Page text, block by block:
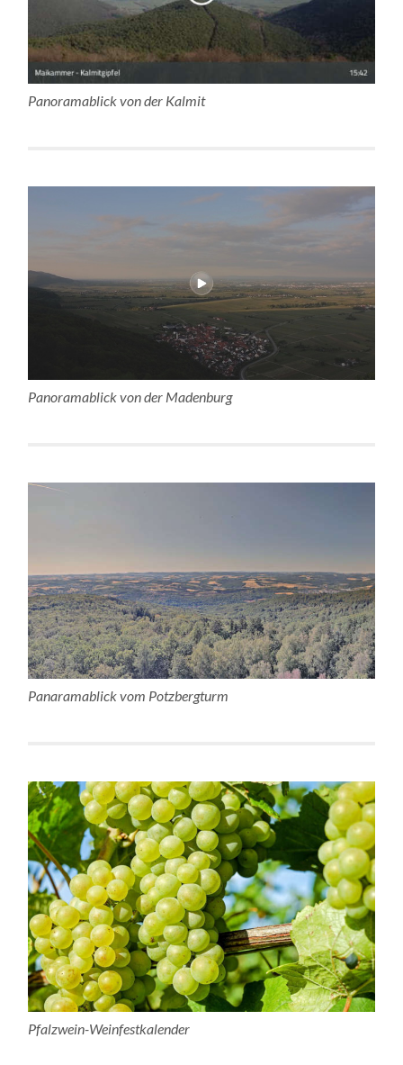
Panoramablick von der Kalmit
Panoramablick von der Madenburg
Panaramablick vom Potzbergturm
Pfalzwein-Weinfestkalender